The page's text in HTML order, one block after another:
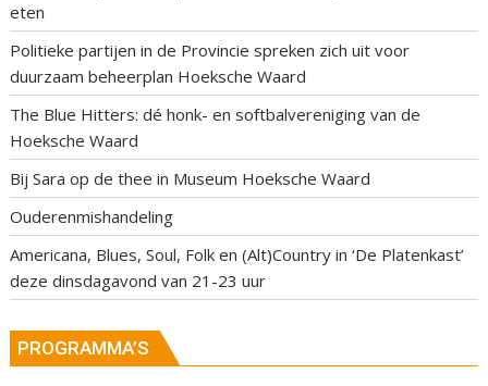
eten
Politieke partijen in de Provincie spreken zich uit voor
duurzaam beheerplan Hoeksche Waard
The Blue Hitters: dé honk- en softbalvereniging van de
Hoeksche Waard
Bij Sara op de thee in Museum Hoeksche Waard
Ouderenmishandeling
Americana, Blues, Soul, Folk en (Alt)Country in ‘De Platenkast’
deze dinsdagavond van 21-23 uur
PROGRAMMA’S